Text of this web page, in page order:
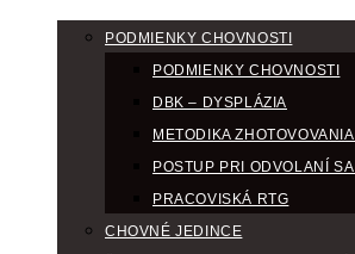
PODMIENKY CHOVNOSTI
PODMIENKY CHOVNOSTI
DBK – DYSPLÁZIA
METODIKA
POSTUP PRI ODVOLANÍ
PRACOVISKÁ RTG
CHOVNÉ JEDINCE